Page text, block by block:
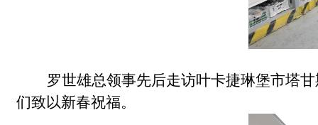
罗世雄总领事先后走访叶卡捷琳堡市塔
们致以新春祝福。